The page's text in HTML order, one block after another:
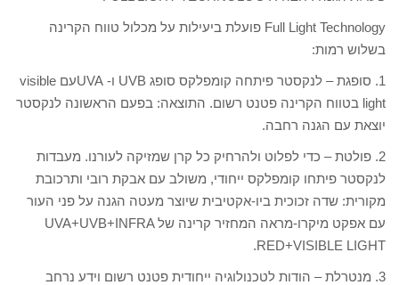
Full Light Technology פועלת ביעילות על מכלול טווח הקרינה
בשלוש רמות:
1. סופגת – לנקסטר פיתחה קומפלקס סופג UVB ו- UVAעם visible
light בטווח הקרינה פטנט רשום. התוצאה: בפעם הראשונה לנקסטר
יוצאת עם הגנה רחבה.
2. פולטת – כדי לפלוט ולהרחיק כל קרן שמזיקה לעורנו. מעבדות
לנקסטר פיתחו קומפלקס ייחודי, משולב עם אבקת רובי ותרכובת
מקורית: שדה זכוכית ביו-אקטיבית שיוצר מעטה הגנה על פני העור
עם אפקט מיקרו-מראה המחזיר קרינה של UVA+UVB+INFRA
RED+VISIBLE LIGHT.
3. מנטרלת – הודות לטכנולוגיה ייחודית פטנט רשום וידע נרחב